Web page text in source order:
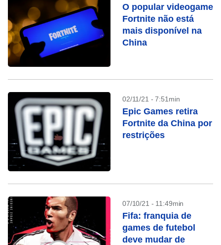
O popular videogame
Fortnite não está
mais disponível na
China
02/11/21 - 7:51min
Epic Games retira
Fortnite da China por
restrições
07/10/21 - 11:49min
Fifa: franquia de
games de futebol
deve mudar de